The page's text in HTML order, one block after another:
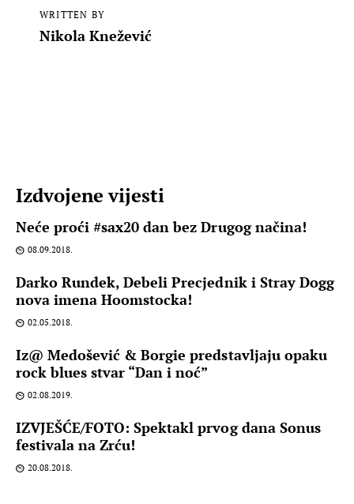
WRITTEN BY
Nikola Knežević
Izdvojene vijesti
Neće proći #sax20 dan bez Drugog načina!
08.09.2018.
Darko Rundek, Debeli Precjednik i Stray Dogg
nova imena Hoomstocka!
02.05.2018.
Iz@ Medošević & Borgie predstavljaju opaku
rock blues stvar “Dan i noć”
02.08.2019.
IZVJEŠĆE/FOTO: Spektakl prvog dana Sonus
festivala na Zrću!
20.08.2018.